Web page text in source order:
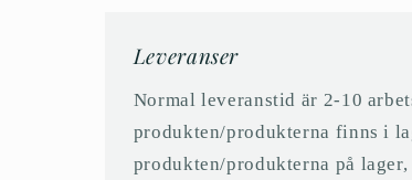
Leveranser
Normal leveranstid är 2-10
produkten/produkterna finns i
produkten/produkterna på